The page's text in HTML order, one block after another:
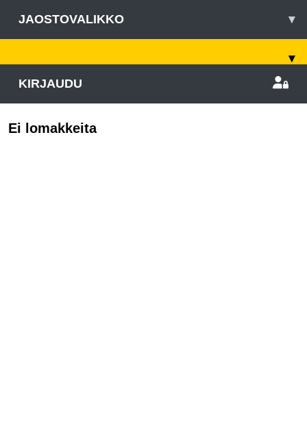
JAOSTOVALIKKO ▾
▾
KIRJAUDU
Ei lomakkeita